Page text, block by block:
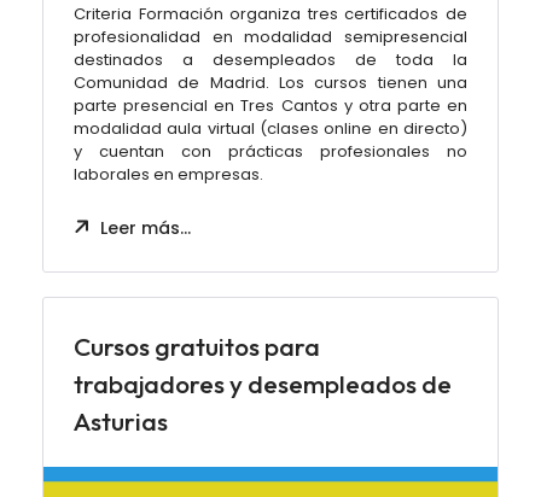
Criteria Formación organiza tres certificados de
profesionalidad en modalidad semipresencial
destinados a desempleados de toda la
Comunidad de Madrid. Los cursos tienen una
parte presencial en Tres Cantos y otra parte en
modalidad aula virtual (clases online en directo)
y cuentan con prácticas profesionales no
laborales en empresas.
Leer más…
Cursos gratuitos para
trabajadores y desempleados de
Asturias